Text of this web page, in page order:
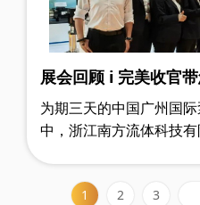
展会回顾 i 完美收官
为期三天的中国广州国
中，浙江南方流体科技
1 2 3